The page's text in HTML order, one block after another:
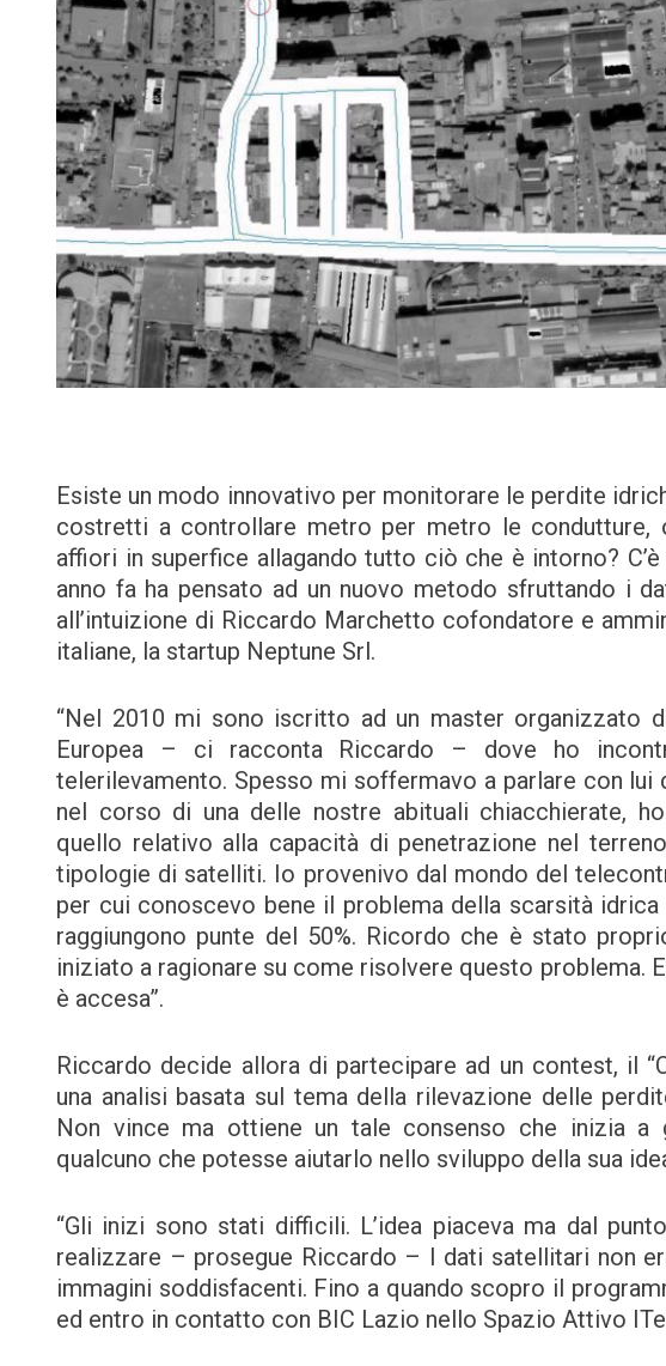
Esiste un modo innovativo per monitorare le perdite
costretti a controllare metro per metro le condutture,
affiori in superfice allagando tutto ciò che è intorno?
anno fa ha pensato ad un nuovo metodo sfruttando i
all’intuizione di Riccardo Marchetto cofondatore e
italiane, la startup Neptune Srl.
“Nel 2010 mi sono iscritto ad un master organizzato
Europea – ci racconta Riccardo – dove ho
telerilevamento. Spesso mi soffermavo a parlare con lui
nel corso di una delle nostre abituali chiacchierate,
quello relativo alla capacità di penetrazione nel
tipologie di satelliti. Io provenivo dal mondo del
per cui conoscevo bene il problema della scarsità
raggiungono punte del 50%. Ricordo che è stato
iniziato a ragionare su come risolvere questo problema.
è accesa”.
Riccardo decide allora di partecipare ad un contest, il
una analisi basata sul tema della rilevazione delle
Non vince ma ottiene un tale consenso che inizia a
qualcuno che potesse aiutarlo nello sviluppo della sua
“Gli inizi sono stati difficili. L’idea piaceva ma dal
realizzare – prosegue Riccardo – I dati satellitari non
immagini soddisfacenti. Fino a quando scopro il
ed entro in contatto con BIC Lazio nello Spazio Attivo